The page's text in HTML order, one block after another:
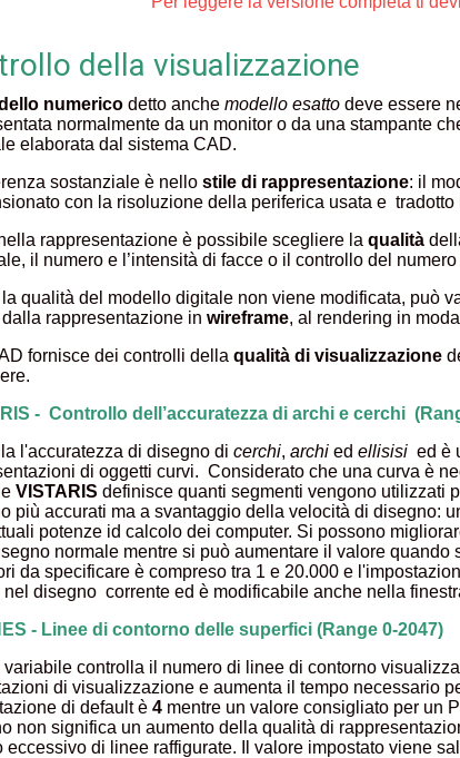
della visualizzazione
numericodetto anche modello esattodeve essere
normalmente da un monitor o da una stampante
elaborata dal sistema CAD.
sostanziale è nello stile di rappresentazione: il
con la risoluzione della periferica usata e
rappresentazione è possibile scegliere la qualità
il numero e l’intensità di facce o il controllo del
la qualità del modello digitale non viene modificata, può
rappresentazione in wireframe, al rendering in
fornisce dei controlli della qualità di visualizzazione
- Controllo dell’accuratezza di archi e cerchi
l'accuratezza di disegno di cerchi, archied ellisisied è
di oggetti curvi. Considerato che una curva è
VISTARIS definisce quanti segmenti vengono utilizzati
più accurati ma a svantaggio della velocità di disegno:
potenze id calcolo dei computer. Si possono
normale mentre si può aumentare il valore
da specificare è compreso tra 1 e 20.000 e
nel disegno corrente ed è modificabile anche nella
- Linee di contorno delle superfici (Range 0-2047)
variabile controlla il numero di linee di contorno
di visualizzazione e aumenta il tempo necessario
di default è 4mentre un valore consigliato per un
non significa un aumento della qualità di
eccessivo di linee raffigurate. Il valore impostato viene